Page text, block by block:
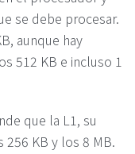
se debe procesar.
aunque hay
512 KB e incluso 1
que la L1, su
KB y los 8 MB.